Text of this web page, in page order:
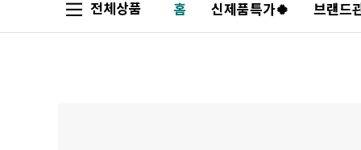
전체상품 홈 신제품특가🍀 브랜드